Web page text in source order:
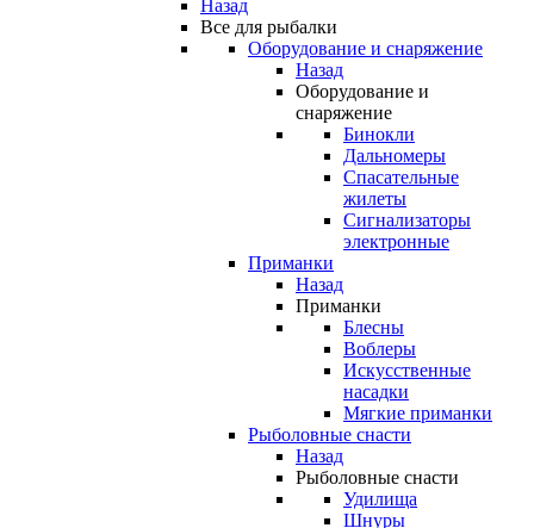
Назад
Все для рыбалки
Оборудование и снаряжение
Назад
Оборудование и
снаряжение
Бинокли
Дальномеры
Спасательные
жилеты
Сигнализаторы
электронные
Приманки
Назад
Приманки
Блесны
Воблеры
Искусственные
насадки
Мягкие приманки
Рыболовные снасти
Назад
Рыболовные снасти
Удилища
Шнуры